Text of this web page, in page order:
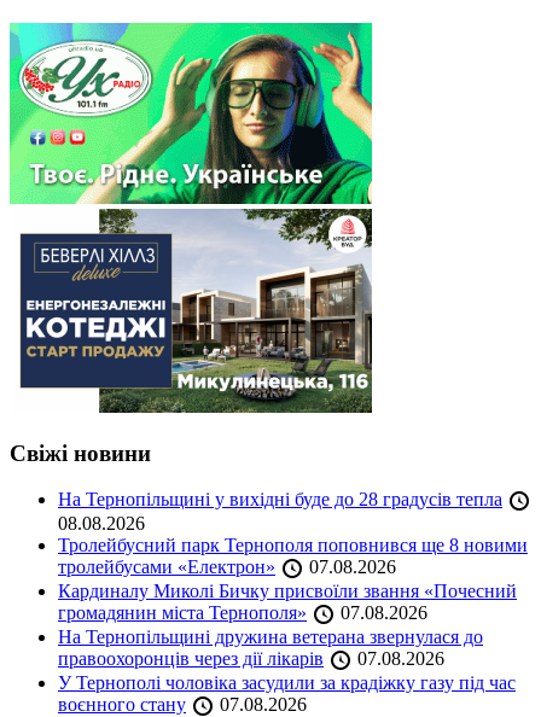
Свіжі новини
На Тернопільщині у вихідні буде до 28 градусів тепла
08.08.2026
Тролейбусний парк Тернополя поповнився ще 8 новими
тролейбусами «Електрон»
07.08.2026
Кардиналу Миколі Бичку присвоїли звання «Почесний
громадянин міста Тернополя»
07.08.2026
На Тернопільщині дружина ветерана звернулася до
правоохоронців через дії лікарів
07.08.2026
У Тернополі чоловіка засудили за крадіжку газу під час
воєнного стану
07.08.2026